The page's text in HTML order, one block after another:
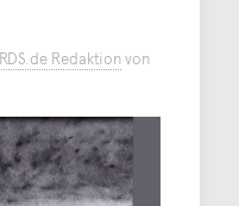
Redaktionvon